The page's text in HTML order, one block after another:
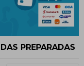
PREPARADAS